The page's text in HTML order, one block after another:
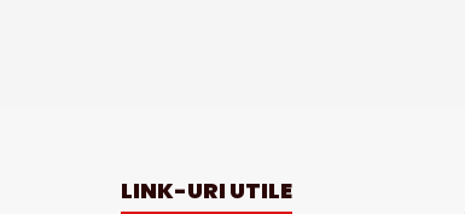
LINK-URI UTILE